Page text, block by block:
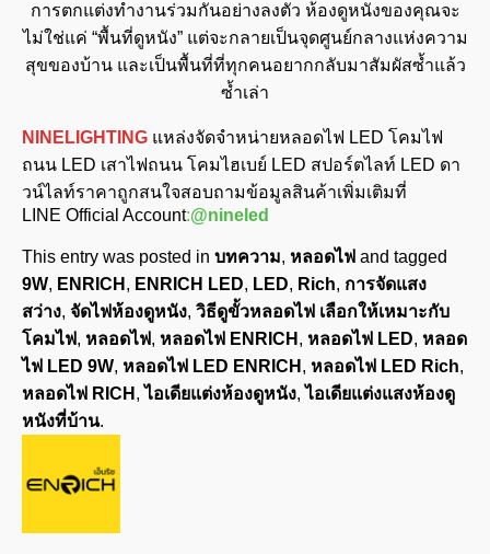
การตกแต่งทำงานร่วมกันอย่างลงตัว ห้องดูหนังของคุณจะ
ไม่ใช่แค่ “พื้นที่ดูหนัง” แต่จะกลายเป็นจุดศูนย์กลางแห่งความ
สุขของบ้าน และเป็นพื้นที่ที่ทุกคนอยากกลับมาสัมผัสซ้ำแล้ว
ซ้ำเล่า
NINELIGHTING แหล่งจัดจำหน่ายหลอดไฟ LED โคมไฟ
ถนน LED เสาไฟถนน โคมไฮเบย์ LED สปอร์ตไลท์ LED ดา
วน์ไลท์ราคาถูกสนใจสอบถามข้อมูลสินค้าเพิ่มเติมที่
LINE Official Account:@nineled
This entry was posted in บทความ, หลอดไฟ and tagged
9W, ENRICH , ENRICH LED, LED, Rich, การจัดแสง
สว่าง, จัดไฟห้องดูหนัง, วิธีดูขั้วหลอดไฟ เลือกให้เหมาะกับ
โคมไฟ, หลอดไฟ, หลอดไฟ ENRICH , หลอดไฟ LED, หลอด
ไฟ LED 9W, หลอดไฟ LED ENRICH , หลอดไฟ LED Rich,
หลอดไฟ RICH ,ไอเดียแต่งห้องดูหนัง,ไอเดียแต่งแสงห้องดู
หนังที่บ้าน.